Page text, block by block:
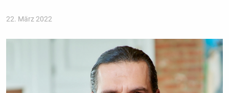
22. März 2022